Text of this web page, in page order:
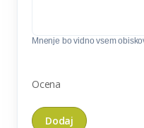
Mnenje bo vidno vsem
Ocena